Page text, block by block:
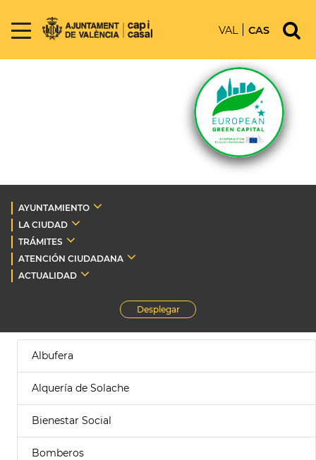
VAL CAS
AYUNTAMIENTO
LA CIUDAD
TRÁMITES
ATENCIÓN CIUDADANA
ACTUALIDAD
Desplegar
Albufera
Alquería de Solache
Bienestar Social
Bomberos